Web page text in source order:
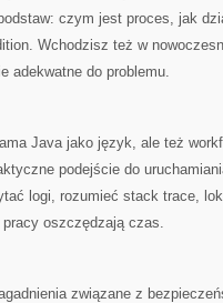
czym jest proces, jak
Wchodzisz też w
adekwatne do problemu.
Java jako język, ale też
podejście do
logi, rozumieć stack trace,
oszczędzają czas.
związane z